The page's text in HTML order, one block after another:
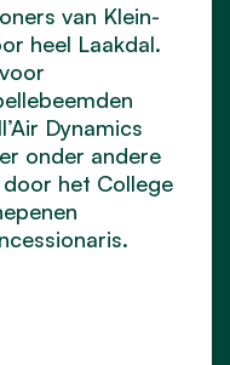
van Klein-
heel Laakdal.
Dynamics
onder andere
het College